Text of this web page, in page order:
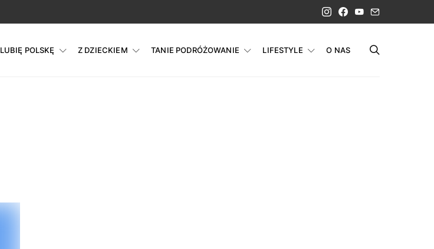
LUBIĘ POLSKĘ Z DZIECKIEM TANIE PODRÓŻOWANIE LIFESTYLE O NAS